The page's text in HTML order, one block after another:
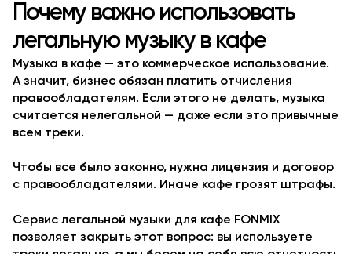
Почему важно использовать
легальную музыку в кафе
Музыка в кафе — это коммерческое использование.
А значит, бизнес обязан платить отчисления
правообладателям. Если этого не делать, музыка
считается нелегальной — даже если это привычные
всем треки.
Чтобы все было законно, нужна лицензия и договор
с правообладателями. Иначе кафе грозят штрафы.
Сервис легальной музыки для кафе FONMIX
позволяет закрыть этот вопрос: вы используете